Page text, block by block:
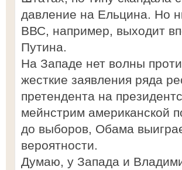
давление на Ельцина. Но
ВВС, например, выходит
Путина.
На Западе нет волны
жесткие заявления ряда
претендента на
мейнстрим американской
до выборов, Обама
вероятности.
Думаю, у Запада и